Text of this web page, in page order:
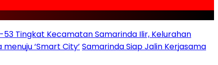
53 Tingkat Kecamatan Samarinda Ilir, Kelurahan
‘Smart City’ Samarinda Siap Jalin Kerjasama